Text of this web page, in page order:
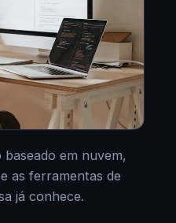
em nuvem,
as ferramentas de
já conhece.